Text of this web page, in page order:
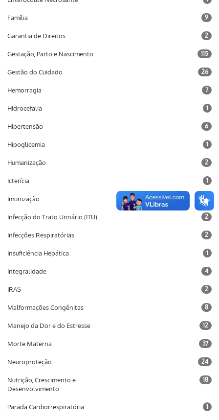
Família 9
Garantia de Direitos 2
Gestação, Parto e Nascimento 115
Gestão do Cuidado 26
Hemorragia 7
Hidrocefalia 1
Hipertensão 6
Hipoglicemia 1
Humanização 2
Icterícia 1
Imunização 10
Infecção do Trato Urinário (ITU) 2
Infecções Respiratórias 2
Insuficiência Hepática 1
Integralidade 4
IRAS 2
Malformações Congênitas 8
Manejo da Dor e do Estresse 12
Morte Materna 37
Neuroproteção 24
Nutrição, Crescimento e
Desenvolvimento
18
Parada Cardiorrespiratória 1